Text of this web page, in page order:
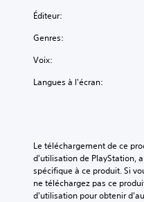
Éditeur:
Genres:
Voix:
Langues à l'écran:
Le téléchargement de ce
d'utilisation de PlayStation,
spécifique à ce produit. Si
ne téléchargez pas ce
d'utilisation pour obtenir